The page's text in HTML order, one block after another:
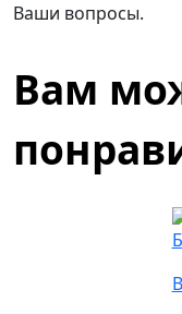
Ваши вопросы.
Вам